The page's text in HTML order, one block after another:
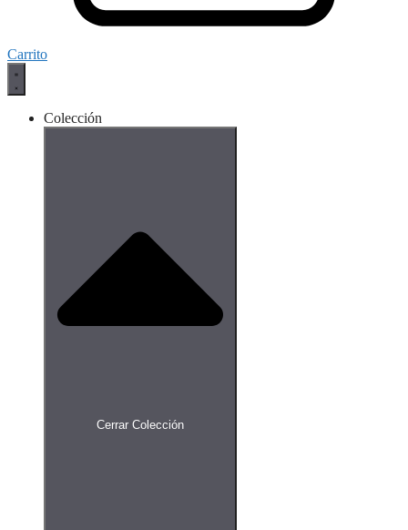
Carrito
Colección
Cerrar Colección